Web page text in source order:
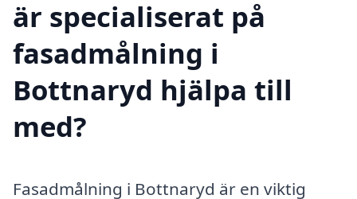
är specialiserat på
fasadmålning i
Bottnaryd hjälpa till
med?
Fasadmålning i Bottnaryd är en viktig